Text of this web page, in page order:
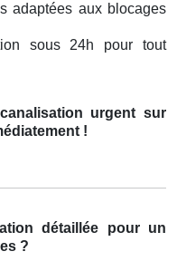
adaptées aux blocages
sous 24h pour tout
urgent sur
!
détaillée pour un
?